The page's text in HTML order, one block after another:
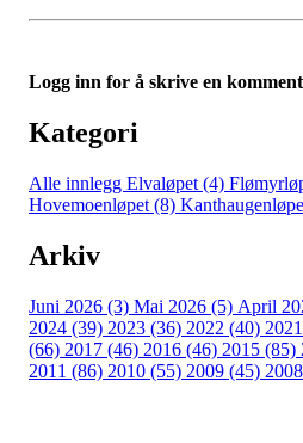
Logg inn for å skrive en
Kategori
Alle innlegg Elvaløpet (4)
Hovemoenløpet (8)
Arkiv
Juni 2026 (3) Mai 2026 (5) April
2024 (39) 2023 (36) 2022 (40)
(66) 2017 (46) 2016 (46) 2015 (85)
2011 (86) 2010 (55) 2009 (45)